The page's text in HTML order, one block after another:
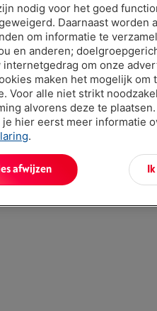
nodig voor het goed
Daarnaast worden
om informatie te
en anderen;
om onze
maken het mogelijk om
Voor alle niet strikt
alvorens deze te
hier eerst meer informatie
.
afwijzen